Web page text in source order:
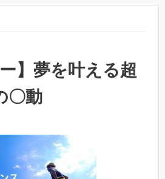
】夢を叶える超
〇動